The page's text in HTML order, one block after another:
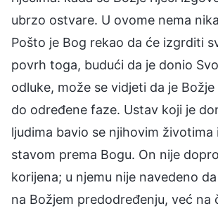
ubrzo ostvare. U ovome nema
Pošto je Bog rekao da će izgrditi
povrh toga, budući da je donio
odluke, može se vidjeti da je
do određene faze. Ustav koji je
ljudima bavio se njihovim životima
stavom prema Bogu. On nije
korijena; u njemu nije navedeno
na Božjem predodređenju, već na